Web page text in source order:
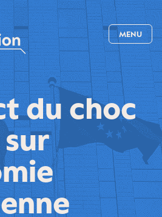
MENU
du choc